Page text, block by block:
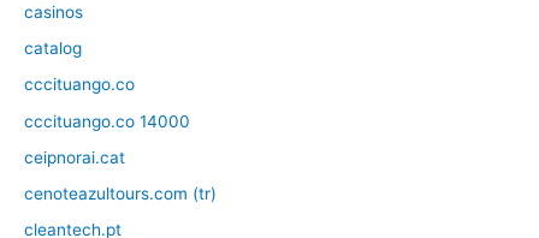
casinos
catalog
cccituango.co
cccituango.co 14000
ceipnorai.cat
cenoteazultours.com (tr)
cleantech.pt